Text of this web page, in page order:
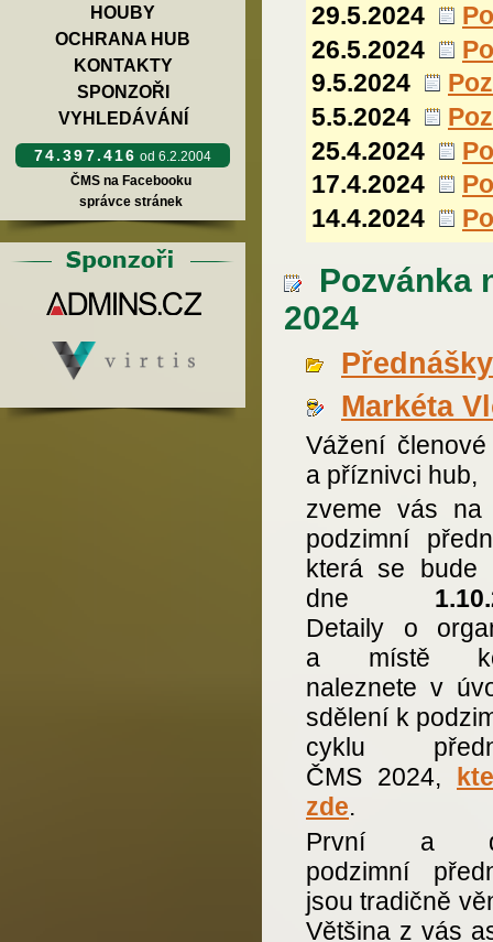
HOUBY
OCHRANA HUB
KONTAKTY
SPONZOŘI
VYHLEDÁVÁNÍ
74.397.416 od 6.2.2004
ČMS na Facebooku
správce stránek
29.5.2024
26.5.2024
9.5.2024
5.5.2024
25.4.2024
17.4.2024
14.4.2024
Pozvánka
2024
Přednášky
Markéta
Vážení
a příznivci hub,
zveme vás na
podzimní
která se bude
dne
Detaily o
a místě
naleznete v
sdělení k
cyklu
ČMS 2024,
zde.
První a
podzimní
jsou tradičně
Většina z vás